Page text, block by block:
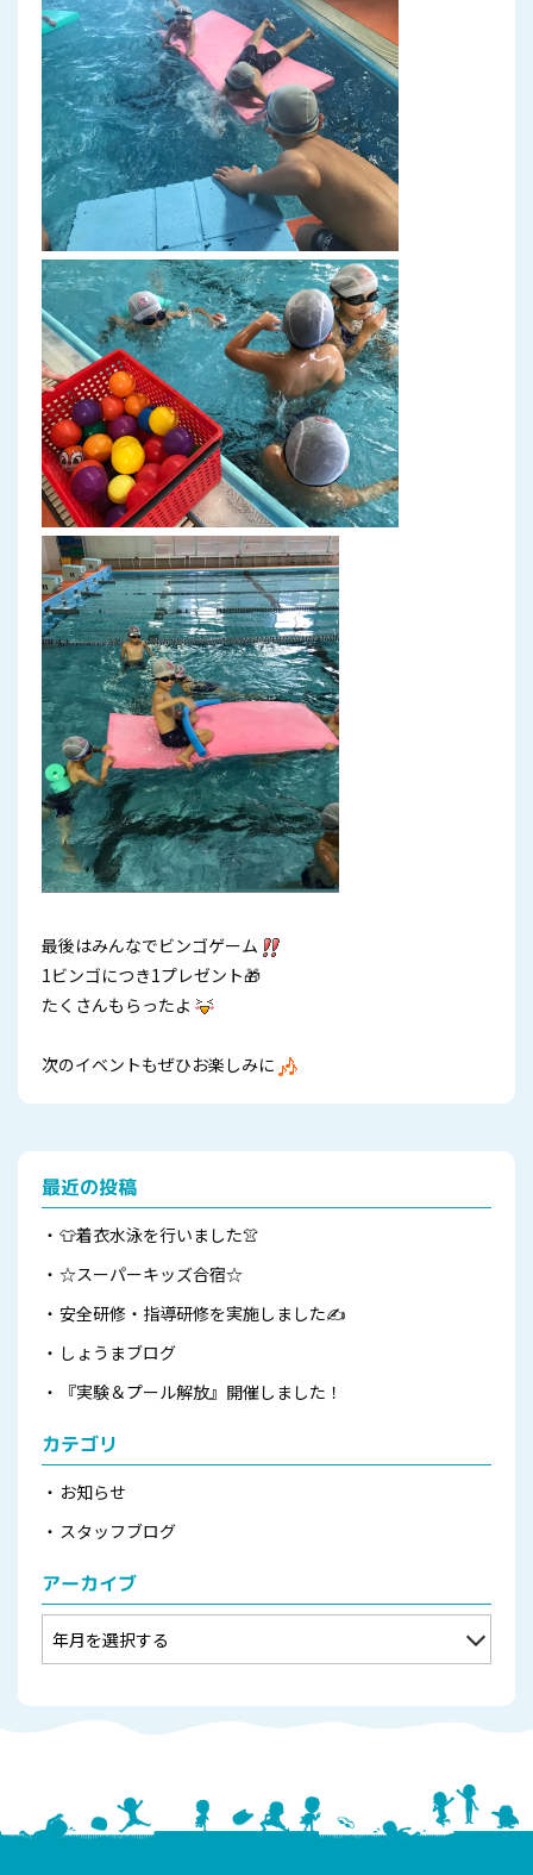
最後はみんなでビンゴゲーム
1ビンゴにつき1プレゼント🎁
たくさんもらったよ
次のイベントもぜひお楽しみに
最近の投稿
👕着衣水泳を行いました👚
☆スーパーキッズ合宿☆
安全研修・指導研修を実施しました✍
しょうまブログ
『実験＆プール解放』開催しました！
カテゴリ
お知らせ
スタッフブログ
アーカイブ